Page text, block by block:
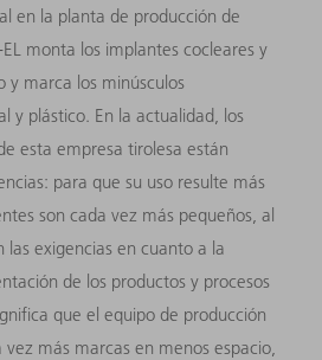
en la planta de producción de
monta los implantes cocleares y
y marca los minúsculos
y plástico. En la actualidad, los
esta empresa tirolesa están
para que su uso resulte más
son cada vez más pequeños, al
exigencias en cuanto a la
de los productos y procesos
que el equipo de producción
más marcas en menos espacio,